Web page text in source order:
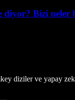
diyor? Bizi neler
diziler ve yapay